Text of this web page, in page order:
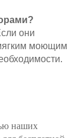
они
моющим
наших